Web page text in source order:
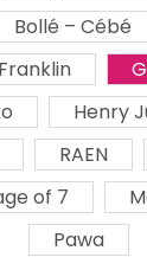
Bollé – Cébé
Henry
RAEN
of 7
Pawa